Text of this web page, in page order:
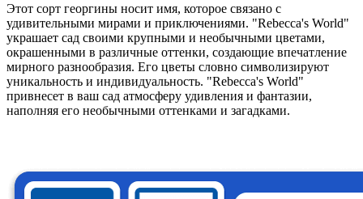
Этот сорт георгины носит имя, которое связано с
удивительными мирами и приключениями. "Rebecca's World"
украшает сад своими крупными и необычными цветами,
окрашенными в различные оттенки, создающие впечатление
мирного разнообразия. Его цветы словно символизируют
уникальность и индивидуальность. "Rebecca's World"
привнесет в ваш сад атмосферу удивления и фантазии,
наполняя его необычными оттенками и загадками.